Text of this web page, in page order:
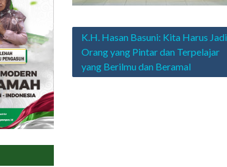
Navigasi
pos
K.H. Hasan Basuni: Kita Harus Jadi
Orang yang Pintar dan Terpelajar
yang Berilmu dan Beramal